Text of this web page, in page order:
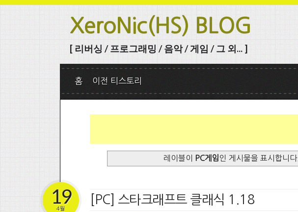
XeroNic(HS) BLOG
[ 리버싱 / 프로그래밍 / 음악 / 게임 / 그 외... ]
홈 이전 티스토리
레이블이 PC게임인 게시물을 표시합니다.
[PC] 스타크래프트 클래식 1.18
19
4월